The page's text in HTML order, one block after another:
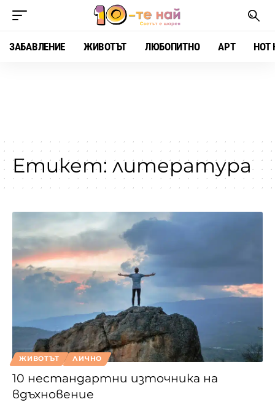
ЗАБАВЛЕНИЕ ЖИВОТЪТ ЛЮБОПИТНО АРТ HOT
Етикет: литература
ЖИВОТЪТ ЛИЧНО
10 нестандартни източника на
вдъхновение